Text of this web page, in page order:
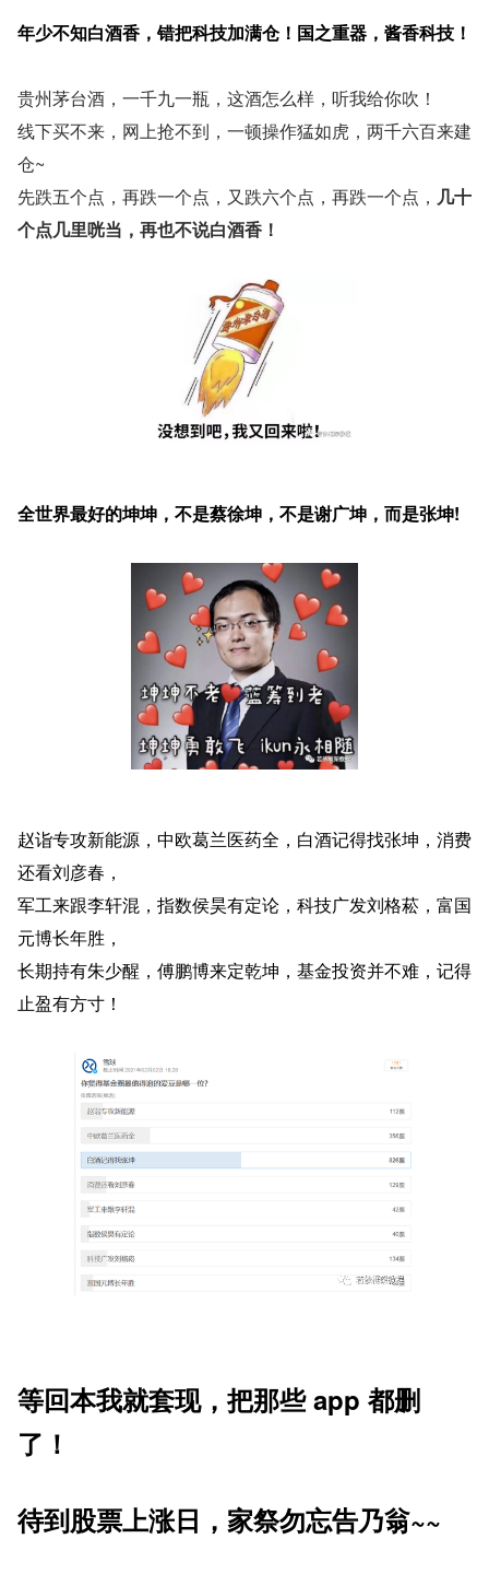
年少不知白酒香，错把科技加满仓！国之重器，酱香科技！
贵州茅台酒，一千九一瓶，这酒怎么样，听我给你吹！
线下买不来，网上抢不到，一顿操作猛如虎，两千六百来建
仓~
先跌五个点，再跌一个点，又跌六个点，再跌一个点， 几十
个点几里咣当，再也不说白酒香！
全世界最好的坤坤，不是蔡徐坤，不是谢广坤，而是张坤!
赵诣专攻新能源，中欧葛兰医药全，白酒记得找张坤，消费
还看刘彦春，
军工来跟李轩混，指数侯昊有定论，科技广发刘格菘，富国
元博长年胜，
长期持有朱少醒，傅鹏博来定乾坤，基金投资并不难，记得
止盈有方寸！
等回本我就套现，把那些 app 都删
了！
待到股票上涨日，家祭勿忘告乃翁~~